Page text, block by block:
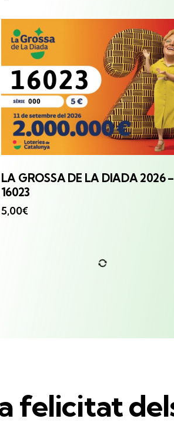
LA GROSSADE LA DIADA 2026 –
16023
5,00€
LA GROSSA DE LA DIADA 2026 –
21963